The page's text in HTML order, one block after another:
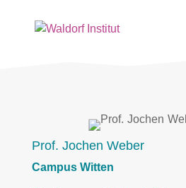
Prof. Jochen Weber
Campus Witten